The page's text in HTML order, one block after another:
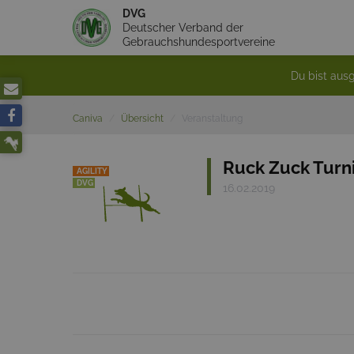
DVG
Deutscher Verband der
Gebrauchshundesportvereine
Du bist
Caniva Übersicht
AGILITY
DVG
Ruck Zuck
16.02.2019